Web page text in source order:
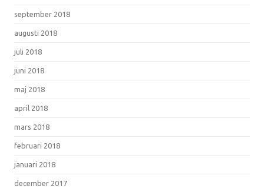
september 2018
augusti 2018
juli 2018
juni 2018
maj 2018
april 2018
mars 2018
februari 2018
januari 2018
december 2017